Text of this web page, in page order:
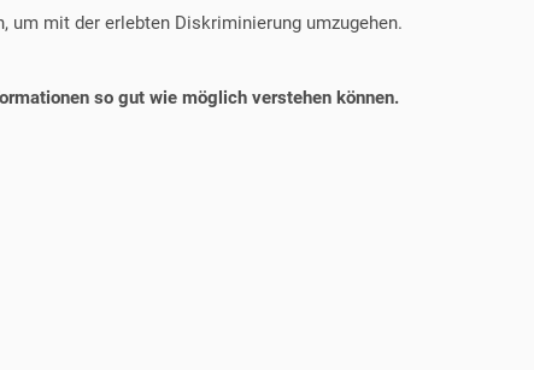
mit der erlebten Diskriminierung umzugehen.
so gut wie möglich verstehen können.